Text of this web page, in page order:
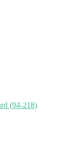
(94-218)